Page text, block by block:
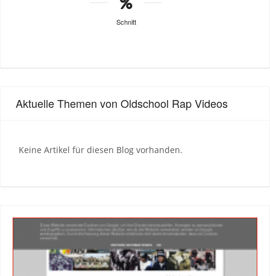
Schnitt
Aktuelle Themen von Oldschool Rap Videos
Keine Artikel für diesen Blog vorhanden.